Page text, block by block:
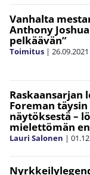
Vanhalta
Anthony
pelkäävän”
Toimitus | 26.09.2021
Raskaansarjan
Foreman
näytöksestä –
mielettömän
Lauri Salonen |